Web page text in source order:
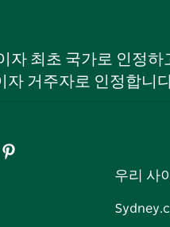
최초 국가로 인정하
자 거주자로 인정합니
핀
우리 사